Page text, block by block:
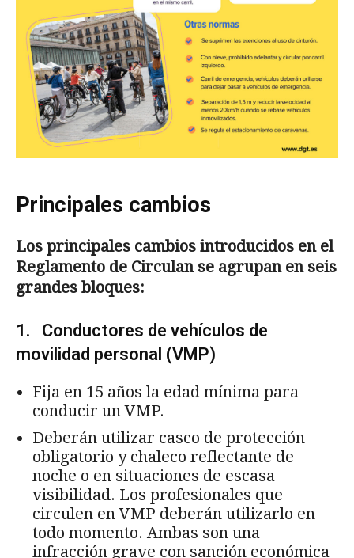
Principales cambios
Los principales cambios introducidos en el
Reglamento de Circulan se agrupan en seis
grandes bloques:
1. Conductores de vehículos de
movilidad personal (VMP)
Fija en 15 años la edad mínima para
conducir un VMP.
Deberán utilizar casco de protección
obligatorio y chaleco reflectante de
noche o en situaciones de escasa
visibilidad. Los profesionales que
circulen en VMP deberán utilizarlo en
todo momento. Ambas son una
infracción grave con sanción económica